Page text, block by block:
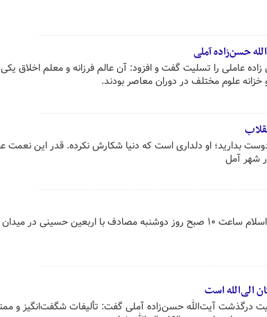
حسن‌زاده آملی
عاملی را تسلیت گفت و افزود: آن عالم فرزانه و معلم اخلاق یکی
علوم مختلف در دوران معاصر بودند.
بدارید؛ او دلداری است که دنیا شکارش نکرده. قدر این نعمت
مراسم وداع و تشییع پیکر این عالم شهیر جهان اسلام ساعت ۱۰ صبح روز دوشنبه مصادف با اربعین حسینی
الی‌الله است
درگذشت آیت‌الله حسن‌زاده آملی گفت: تألیفات شگفت‌انگیز و